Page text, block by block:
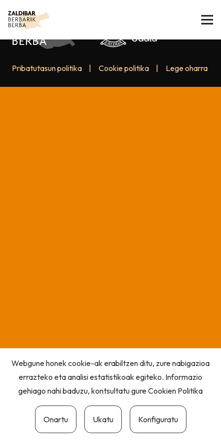
Pribatutasun politika Cookie politika Lege oharra
Webgune honek cookie-ak erabiltzen ditu, zure nabigazioa
errazteko eta analisi estatistikoak egiteko. Informazio
gehiago nahi baduzu, kontsultatu gureCookien Politika
Onartu Ukatu Konfiguratu